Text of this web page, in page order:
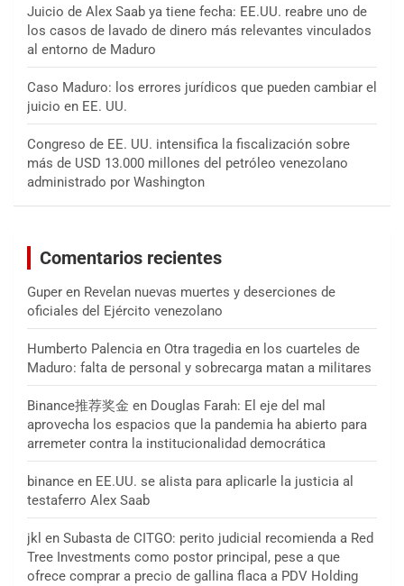
Juicio de Alex Saab ya tiene fecha: EE.UU. reabre uno de
los casos de lavado de dinero más relevantes vinculados
al entorno de Maduro
Caso Maduro: los errores jurídicos que pueden cambiar el
juicio en EE. UU.
Congreso de EE. UU. intensifica la fiscalización sobre
más de USD 13.000 millones del petróleo venezolano
administrado por Washington
Comentarios recientes
Guper en Revelan nuevas muertes y deserciones de
oficiales del Ejército venezolano
Humberto Palencia en Otra tragedia en los cuarteles de
Maduro: falta de personal y sobrecarga matan a militares
Binance推荐奖金 en Douglas Farah: El eje del mal
aprovecha los espacios que la pandemia ha abierto para
arremeter contra la institucionalidad democrática
binance en EE.UU. se alista para aplicarle la justicia al
testaferro Alex Saab
jkl en Subasta de CITGO: perito judicial recomienda a Red
Tree Investments como postor principal, pese a que
ofrece comprar a precio de gallina flaca a PDV Holding